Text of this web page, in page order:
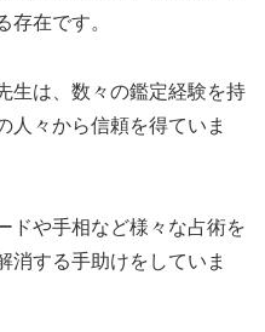
存在です。
生は、数々の鑑定経験を持
人々から信頼を得ていま
ドや手相など様々な占術を
消する手助けをしていま